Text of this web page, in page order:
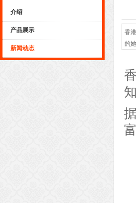
香
的
介绍
产品展示
新闻动态